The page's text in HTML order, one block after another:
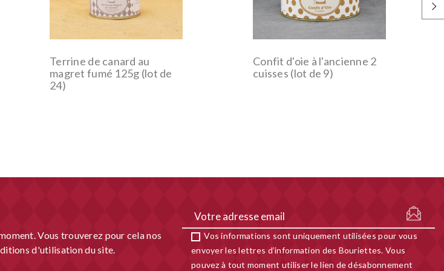
Terrine de canard au
magret fumé 125g (lot de
24)
Confit d'oie à l'ancienne 2
cuisses (lot de 9)
Vous trouverez pour cela nos
d'utilisation du site.
Vos informations sont uniquement utilisées pour vous
envoyer les lettres d’information des Bouriettes. Vous
pouvez à tout moment utiliser le lien de désabonnement